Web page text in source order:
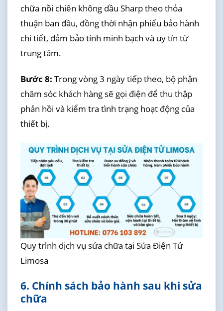
chữa nồi chiên không dầu Sharp theo thỏa
thuận ban đầu, đồng thời nhận phiếu bảo hành
chi tiết, đảm bảo tính minh bạch và uy tín từ
trung tâm.
Bước 8: Trong vòng 3 ngày tiếp theo, bộ phận
chăm sóc khách hàng sẽ gọi điện để thu thập
phản hồi và kiểm tra tình trạng hoạt động của
thiết bị.
Quy trình dịch vụ sửa chữa tại Sửa Điện Tử
Limosa
6. Chính sách bảo hành sau khi sửa
chữa